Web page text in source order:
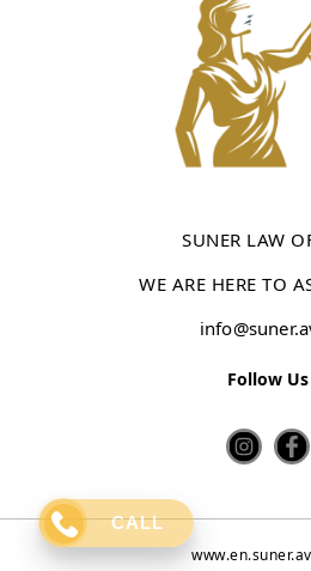
CALL
SUNER LAW
WE ARE HERE TO
Follow Us